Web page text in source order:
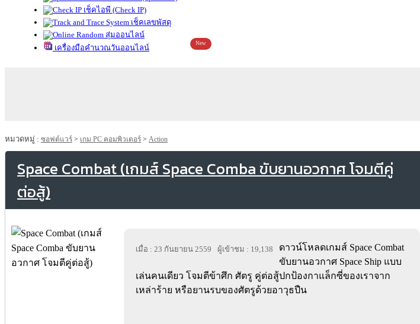
เช็คไอพี (Check IP)
เช็คเลขพัสดุ
สุ่มออนไลน์
เครื่องมือคำนวณวันออนไลน์
New
หมวดหมู่ : ซอฟต์แวร์ > เกม PC คอมพิวเตอร์ > Action
Space Combat (เกมส์ Space Comba ขับยานอวกาศ โจมตีคู่
ต่อสู้)
เมื่อ : 23 กันยายน 2559 ผู้เข้าชม : 19,138
ดาวน์โหลดเกมส์ Space Combat
ขับยานอวกาศ Space Ship แบบ
เล่นคนเดียว โจมตีข้าศึก ศัตรู คู่ต่อสู้ปกป้องกาแล็กซี่ของเราจาก
เหล่าร้าย หรือยานรบของศัตรูด้วยอาวุธปืน